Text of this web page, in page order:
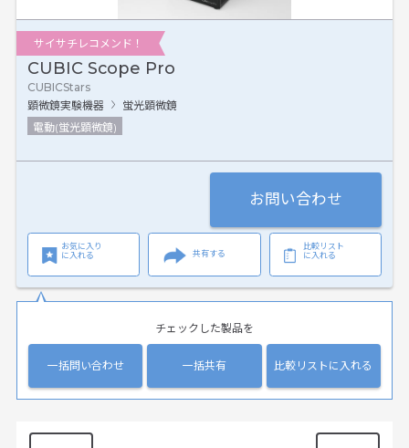
サイサチレコメンド！
CUBIC Scope Pro
CUBICStars
顕微鏡実験機器
蛍光顕微鏡
電動(蛍光顕微鏡)
お問い合わせ
お気に入り
に入れる
共有する
比較リスト
に入れる
チェックした製品を
一括問い合わせ 一括共有 比較リストに入れる